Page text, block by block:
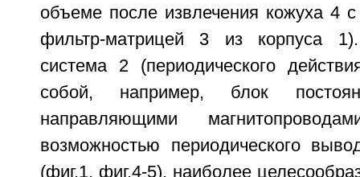
объеме после извлечения кожуха 4
фильтр-матрицей 3 из корпуса
система 2 (периодического
собой, например, блок
направляющими
возможностью периодического
(фиг.1, фиг.4-5), наиболее